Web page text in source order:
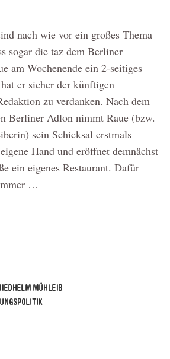
nach wie vor ein großes Thema
sogar die taz dem Berliner
am Wochenende ein 2-seitiges
er sicher der künftigen
zu verdanken. Nach dem
Berliner Adlon nimmt Raue (bzw.
sein Schicksal erstmals
Hand und eröffnet demnächst
ein eigenes Restaurant. Dafür
…